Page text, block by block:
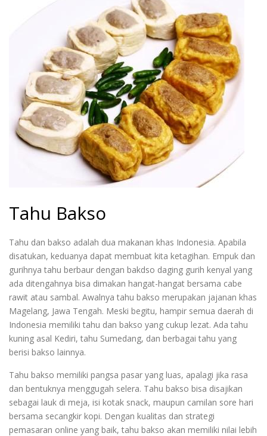
Tahu Bakso
Tahu dan bakso adalah dua makanan khas Indonesia. Apabila
disatukan, keduanya dapat membuat kita ketagihan. Empuk dan
gurihnya tahu berbaur dengan bakdso daging gurih kenyal yang
ada ditengahnya bisa dimakan hangat-hangat bersama cabe
rawit atau sambal. Awalnya tahu bakso merupakan jajanan khas
Magelang, Jawa Tengah. Meski begitu, hampir semua daerah di
Indonesia memiliki tahu dan bakso yang cukup lezat. Ada tahu
kuning asal Kediri, tahu Sumedang, dan berbagai tahu yang
berisi bakso lainnya.
Tahu bakso memiliki pangsa pasar yang luas, apalagi jika rasa
dan bentuknya menggugah selera. Tahu bakso bisa disajikan
sebagai lauk di meja, isi kotak snack, maupun camilan sore hari
bersama secangkir kopi. Dengan kualitas dan strategi
pemasaran online yang baik, tahu bakso akan memiliki nilai lebih